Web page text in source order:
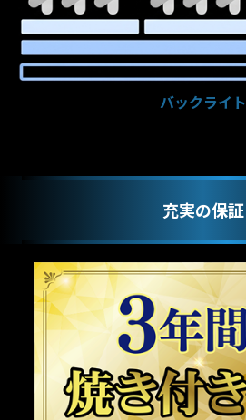
バックライト
充実の保証